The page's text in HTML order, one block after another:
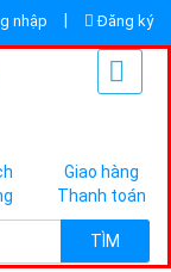
nhập Đăng ký
Giao hàng
Thanh toán
TÌM